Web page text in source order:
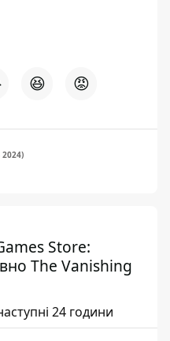
😆 😡
Store:
The Vanishing
24 години